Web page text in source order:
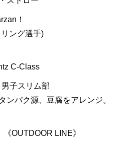
！
リング選手)
C-Class
子スリム部
ンパク源、豆腐をアレンジ。
OUTDOOR LINE》